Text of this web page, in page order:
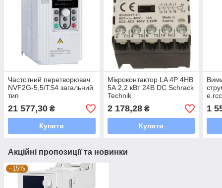
Частотний перетворювач
NVF2G-5,5/TS4 загальний
тип
21 577,30 ₴
Купити
Мікроконтактор LA 4P 4НВ
5А 2,2 кВт 24В DC Schrack
Technik
2 178,28₴
Купити
1
Акційні пропозиції та новинки
–15%